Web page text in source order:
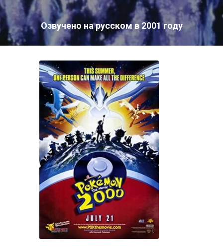
Озвучено на русском в 2001 году